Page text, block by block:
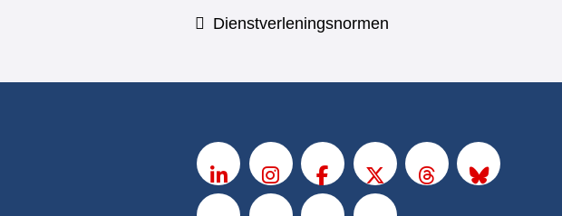
Dienstverleningsnormen
LinkedInInstagramFacebook
X